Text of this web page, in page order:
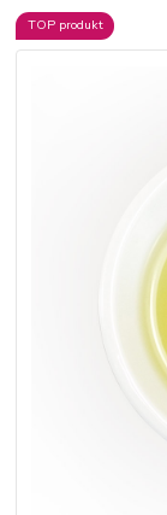
TOP produkt